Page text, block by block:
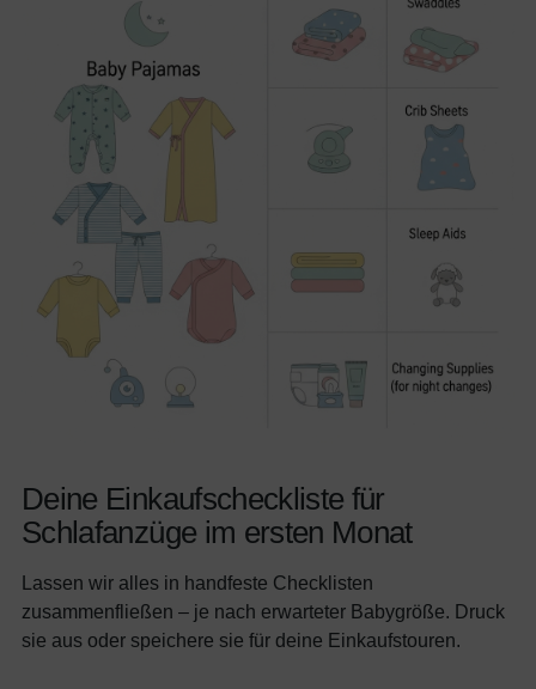
Deine Einkaufscheckliste für
Schlafanzüge im ersten Monat
Lassen wir alles in handfeste Checklisten
zusammenfließen – je nach erwarteter Babygröße. Druck
sie aus oder speichere sie für deine Einkaufstouren.